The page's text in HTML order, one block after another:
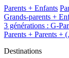
Parents + Enfants
Grands-parents +
3 générations : G-
Parents + Parents +
Destinations